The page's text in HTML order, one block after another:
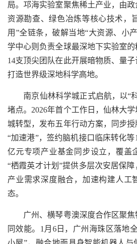
局。邛海实验室聚焦稀土产业，由
资源勘查、绿色冶炼等核心技术，
用”全链条，破解当地“大资源、小
学中心则负责全球最深地下实验室
14支顶尖团队在此开展暗物质、量
打造世界级深地科学高地。
南京仙林科学城正式启航，以“
堵点。2026年首个工作日，仙林大
城转型，发布五年行动方案，同步
“加速港”，签约脑机接口临床转化
亿元专项产业基金同步设立，覆盖
“栖霞英才计划”提供多层次安居保
产业需求深度融合，加速构建人工
态。
广州、横琴粤澳深度合作区聚焦
同效能。1月6日，广州海珠区落地